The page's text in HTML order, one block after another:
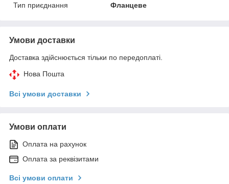
Тип приєднання
Фланцеве
Умови доставки
Доставка здійснюється тільки по передоплаті.
Нова Пошта
Всі умови доставки
Умови оплати
Оплата на рахунок
Оплата за реквізитами
Всі умови оплати